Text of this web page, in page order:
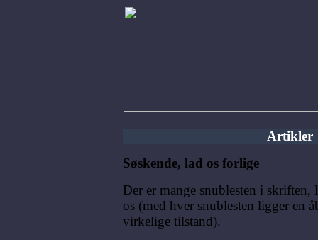
Artikler
Søskende, lad os forlige
Der er mange snublesten i
os (med hver snublesten ligger en
virkelige tilstand).